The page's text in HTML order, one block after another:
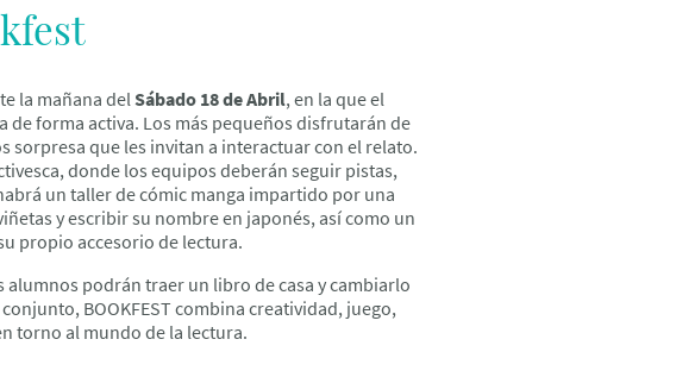
la mañana delSábado 18 de Abril, en la que el
forma activa. Los más pequeños disfrutarán de
sorpresa que les invitan a interactuar con el relato.
donde los equipos deberán seguir pistas,
un taller de cómic manga impartido por una
y escribir su nombre en japonés, así como un
propio accesorio de lectura.
alumnos podrán traer un libro de casa y cambiarlo
BOOKFEST combina creatividad, juego,
torno al mundo de la lectura.